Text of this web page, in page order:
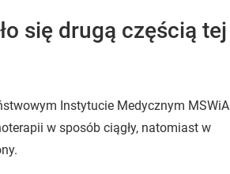
się drugą częścią tej
Instytucie Medycznym MSWiA
w sposób ciągły, natomiast w